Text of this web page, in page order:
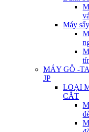
Máy sấy
MÁY GỖ -
JP
LOẠI
CẮT